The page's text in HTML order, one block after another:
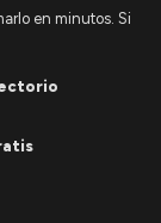
en minutos. Si